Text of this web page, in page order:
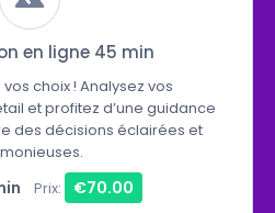
en ligne 45 min
choix ! Analysez vos
et profitez d’une guidance
des décisions éclairées et
Prix: €70.00